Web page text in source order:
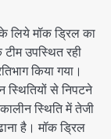
लिये मॉक ड्रिल का
उपस्थित रही
किया गया।
से निपटने
स्थिति में तेजी
है। मॉक ड्रिल